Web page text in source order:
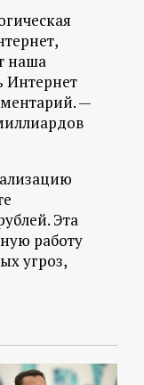
наша
Интернет
—
Эта
работу
угроз,